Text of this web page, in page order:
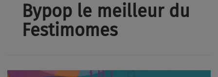
Bypop le meilleur du
Festimomes